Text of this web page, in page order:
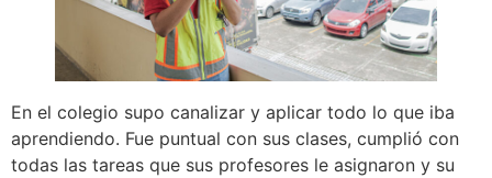
En el colegio supo canalizar y aplicar todo lo que iba
aprendiendo. Fue puntual con sus clases, cumplió con
todas las tareas que sus profesores le asignaron y su